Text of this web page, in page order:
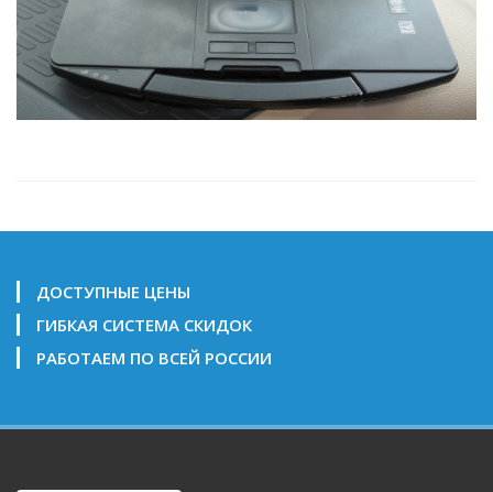
ДОСТУПНЫЕ ЦЕНЫ
ГИБКАЯ СИСТЕМА СКИДОК
РАБОТАЕМ ПО ВСЕЙ РОССИИ